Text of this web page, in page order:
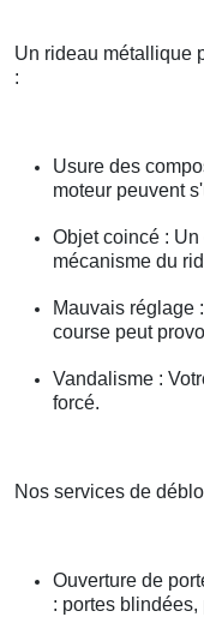
Un rideau métallique
:
Usure des
moteur peuvent
Objet coincé :
mécanisme du
Mauvais réglage
course peut
Vandalisme :
forcé.
Nos services de
Ouverture de
: portes